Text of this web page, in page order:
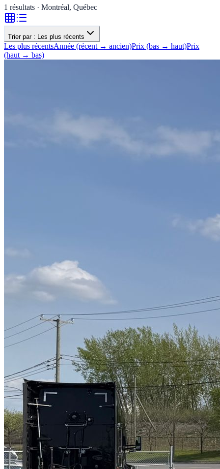
1 résultats · Montréal, Québec
Trier par : Les plus récents
Les plus récentsAnnée (récent → ancien)Prix (bas → haut)Prix
(haut → bas)